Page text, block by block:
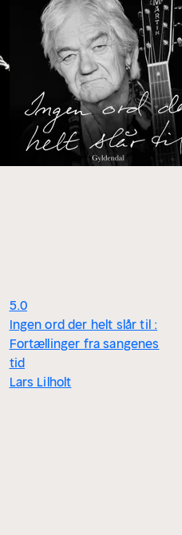
5.0
Ingen ord der helt slår til :
Fortællinger fra sangenes
tid
Lars Lilholt